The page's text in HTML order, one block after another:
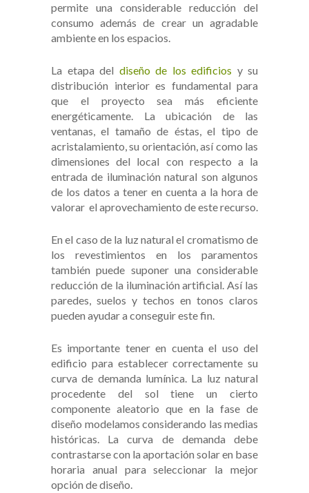
permite una considerable reducción del
consumo además de crear un agradable
ambiente en los espacios.
La etapa del diseño de los edificios y su
distribución interior es fundamental para
que el proyecto sea más eficiente
energéticamente. La ubicación de las
ventanas, el tamaño de éstas, el tipo de
acristalamiento, su orientación, así como las
dimensiones del local con respecto a la
entrada de iluminación natural son algunos
de los datos a tener en cuenta a la hora de
valorar el aprovechamiento de este recurso.
En el caso de la luz natural el cromatismo de
los revestimientos en los paramentos
también puede suponer una considerable
reducción de la iluminación artificial. Así las
paredes, suelos y techos en tonos claros
pueden ayudar a conseguir este fin.
Es importante tener en cuenta el uso del
edificio para establecer correctamente su
curva de demanda lumínica. La luz natural
procedente del sol tiene un cierto
componente aleatorio que en la fase de
diseño modelamos considerando las medias
históricas. La curva de demanda debe
contrastarse con la aportación solar en base
horaria anual para seleccionar la mejor
opción de diseño.